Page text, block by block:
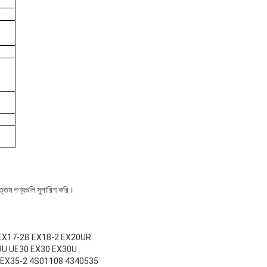
পণ্যগুলি সুপারিশ করি।
2B EX18-2 EX20UR
UE30 EX30 EX30U
2 4S01108 4340535